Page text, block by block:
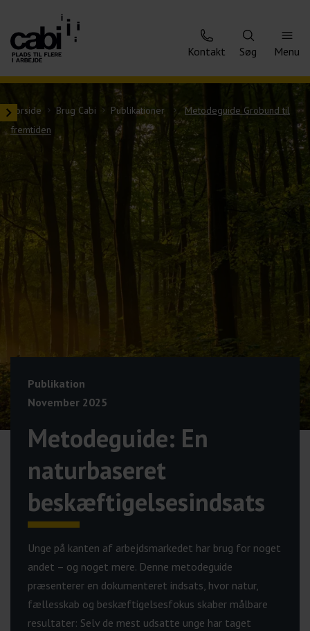
Kontakt Søg Menu
Forside Brug Cabi Publikationer
Metodeguide Grobund til
fremtiden
Publikation
November 2025
Metodeguide: En
naturbaseret
beskæftigelsesindsats
Unge på kanten af arbejdsmarkedet har brug for noget
andet – og noget mere. Denne metodeguide
præsenterer en dokumenteret indsats, hvor natur,
fællesskab og beskæftigelsesfokus skaber målbare
resultater: Selv de mest udsatte unge har taget
Åben indholdsmenu